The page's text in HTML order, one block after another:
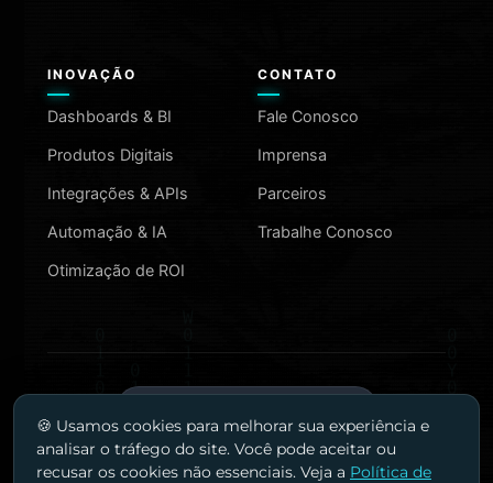
INOVAÇÃO
Dashboards & BI
Produtos Digitais
Integrações & APIs
Automação & IA
Otimização de ROI
CONTATO
Fale Conosco
Imprensa
Parceiros
Trabalhe Conosco
🍪 Usamos cookies para melhorar sua experiência e
analisar o tráfego do site. Você pode aceitar ou
recusar os cookies não essenciais. Veja a Política de